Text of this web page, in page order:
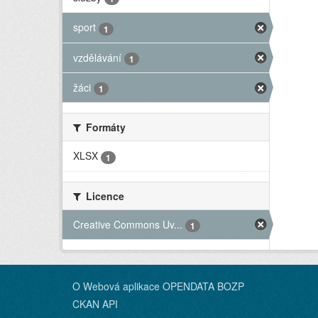
sport 1
vzdělávání 1
žáci 1
Formáty
XLSX
1
Licence
Creative Commons Uv...
1
O Webová aplikace OPENDATA BOZP
CKAN API